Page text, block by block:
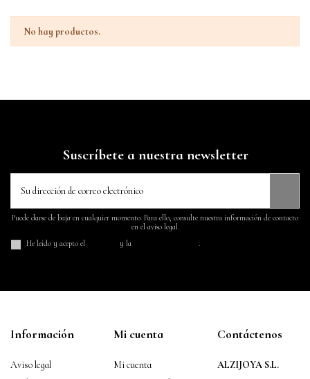
No hay productos.
Suscríbete a nuestra newsletter
Puede darse de baja en cualquier momento. Para ello, consulte nuestra información de contacto
en el aviso legal.
He leído y acepto el
y la .
Información
Aviso legal
Mi cuenta
Mi cuenta
Contáctenos
ALZIJOYA S.L.